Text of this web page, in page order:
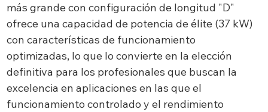
más grande con configuración de longitud "D"
ofrece una capacidad de potencia de élite (37 kW)
con características de funcionamiento
optimizadas, lo que lo convierte en la elección
definitiva para los profesionales que buscan la
excelencia en aplicaciones en las que el
funcionamiento controlado y el rendimiento